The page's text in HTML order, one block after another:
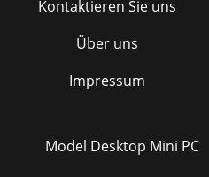
Kontaktieren Sie uns
Über uns
Impressum
Model Desktop Mini PC